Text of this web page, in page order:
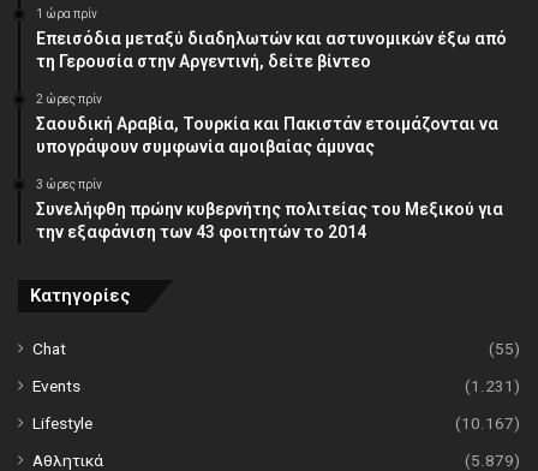
1 ώρα πρίν
Επεισόδια μεταξύ διαδηλωτών και αστυνομικών έξω από
τη Γερουσία στην Αργεντινή, δείτε βίντεο
2 ώρες πρίν
Σαουδική Αραβία, Τουρκία και Πακιστάν ετοιμάζονται να
υπογράψουν συμφωνία αμοιβαίας άμυνας
3 ώρες πρίν
Συνελήφθη πρώην κυβερνήτης πολιτείας του Μεξικού για
την εξαφάνιση των 43 φοιτητών το 2014
Κατηγορίες
Chat
(55)
Events
(1.231)
Lifestyle
(10.167)
Αθλητικά
(5.879)